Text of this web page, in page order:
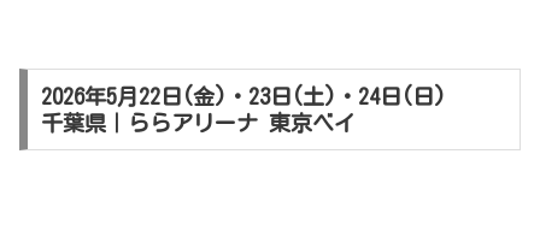
2026年5月22日(金)・23日(土)・24日(日)
千葉県｜ららアリーナ 東京ベイ